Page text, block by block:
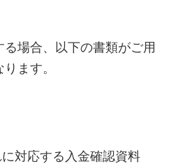
場合、以下の書類がご用
ます。
対応する入金確認資料